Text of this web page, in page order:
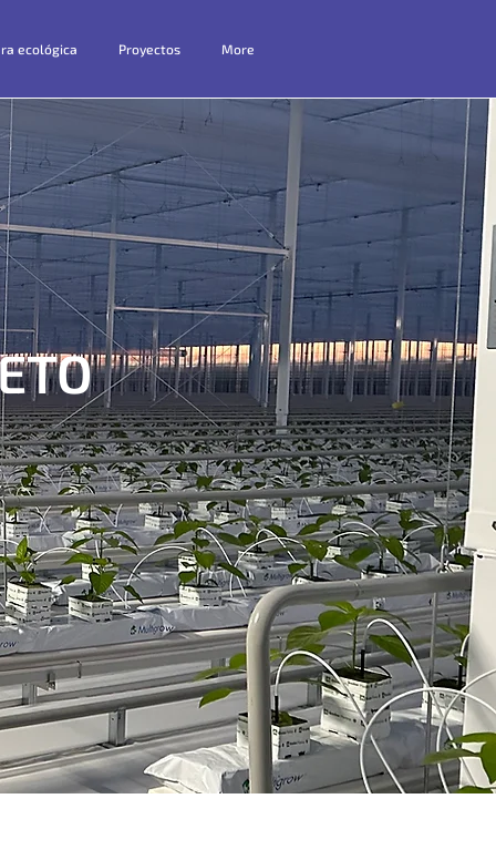
ecológica Proyectos More